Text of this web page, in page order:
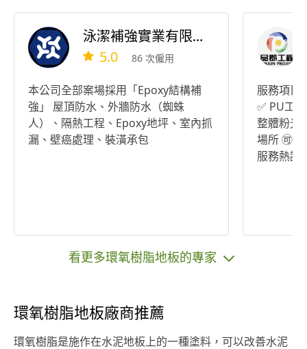
泳潔補強實業有限公司
5.0 86 次僱用
本公司全部案場採用「Epoxy結構補
強」 屋頂防水、外牆防水（蜘蛛
人）、隔熱工程、Epoxy地坪、室內抓
漏、壁癌處理、裝潢承包
服務項目： ✅ 室內油漆 ✅
✅ PU工程 ✅
整體粉光
場所 🉑️配合開立發票、🉑️長期配合、
服務熱誠
看更多環氧樹脂地板的專家
環氧樹脂地板廠商推薦
環氧樹脂是施作在水泥地板上的一種塗料，可以改善水泥